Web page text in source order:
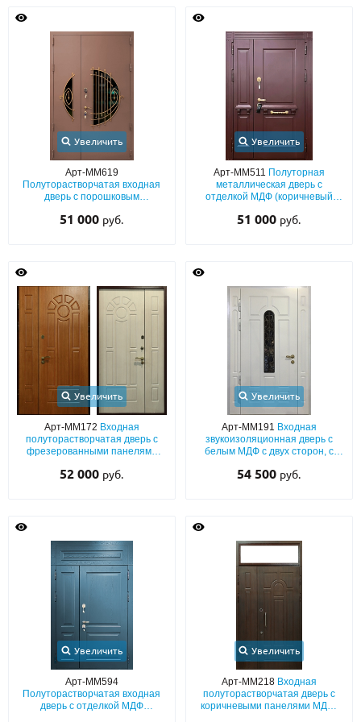
Увеличить
Арт-ММ619
Полуторастворчатая входная
дверь с порошковым
полукруглыми стеклопакетами и
51 000 руб.
Увеличить
Арт-ММ511 Полуторная
металлическая дверь с
отделкой МДФ (коричневый
раскладом
51 000 руб.
Увеличить
Арт-ММ172 Входная
полуторастворчатая дверь с
фрезерованными панелями
52 000 руб.
Увеличить
Арт-ММ191 Входная
звукоизоляционная дверь с
белым МДФ с двух сторон, с
боковыми вставками
54 500 руб.
Увеличить
Арт-ММ594
Полуторастворчатая входная
дверь с отделкой МДФ
Увеличить
Арт-ММ218 Входная
полуторастворчатая дверь с
коричневыми панелями МДФ,